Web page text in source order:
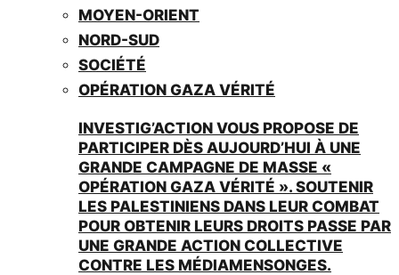
MOYEN-ORIENT
NORD-SUD
SOCIÉTÉ
OPÉRATION GAZA VÉRITÉ
INVESTIG’ACTION VOUS PROPOSE DE
PARTICIPER DÈS AUJOURD’HUI À UNE
GRANDE CAMPAGNE DE MASSE «
OPÉRATION GAZA VÉRITÉ ». SOUTENIR
LES PALESTINIENS DANS LEUR COMBAT
POUR OBTENIR LEURS DROITS PASSE PAR
UNE GRANDE ACTION COLLECTIVE
CONTRE LES MÉDIAMENSONGES.